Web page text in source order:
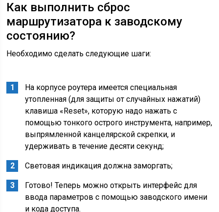
Как выполнить сброс
маршрутизатора к заводскому
состоянию?
Необходимо сделать следующие шаги:
На корпусе роутера имеется специальная
утопленная (для защиты от случайных нажатий)
клавиша «Reset», которую надо нажать с
помощью тонкого острого инструмента, например,
выпрямленной канцелярской скрепки, и
удерживать в течение десяти секунд;
Световая индикация должна заморгать;
Готово! Теперь можно открыть интерфейс для
ввода параметров с помощью заводского имени
и кода доступа.